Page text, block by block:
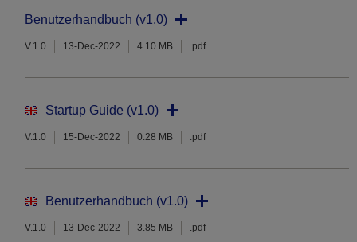
Benutzerhandbuch (v1.0)
V.1.0 13-Dec-2022 4.10 MB .pdf
Startup Guide (v1.0)
V.1.0 15-Dec-2022 0.28 MB .pdf
Benutzerhandbuch (v1.0)
V.1.0 13-Dec-2022 3.85 MB .pdf